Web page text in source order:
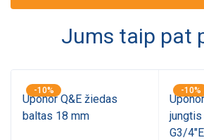
Jums taip pat
-10%
Uponor Q&E žiedas
baltas 18 mm
-10%
jungtis
G3/